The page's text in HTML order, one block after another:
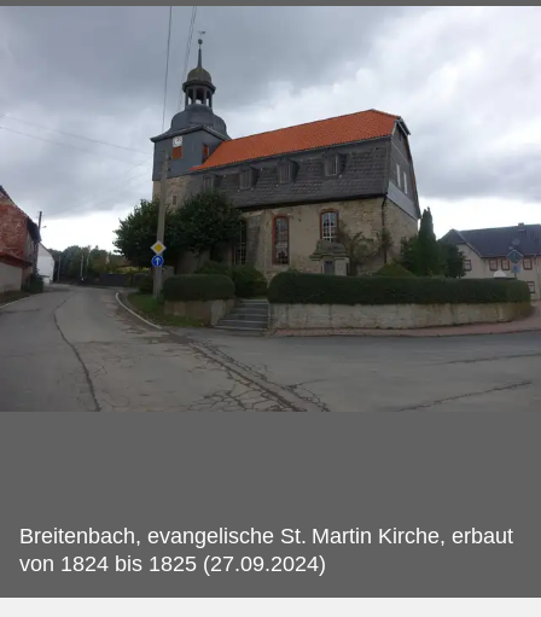
Breitenbach, evangelische St. Martin Kirche, erbaut
von 1824 bis 1825 (27.09.2024)